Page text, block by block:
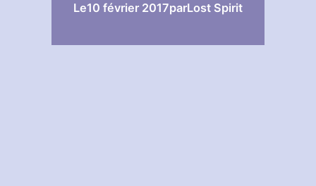
Le10 février 2017parLost Spirit